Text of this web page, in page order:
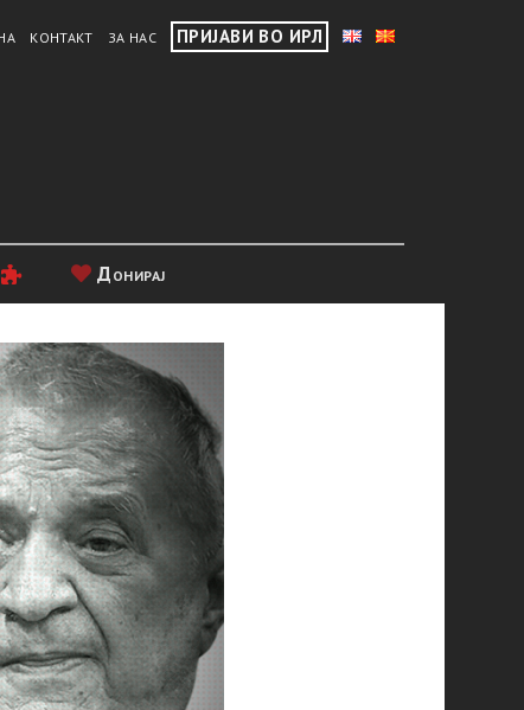
КОНТАКТ ЗА НАС ПРИЈАВИ ВО ИРЛ
Донирај